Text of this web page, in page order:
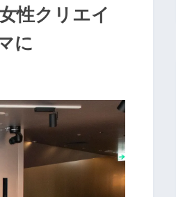
性クリエイ
に